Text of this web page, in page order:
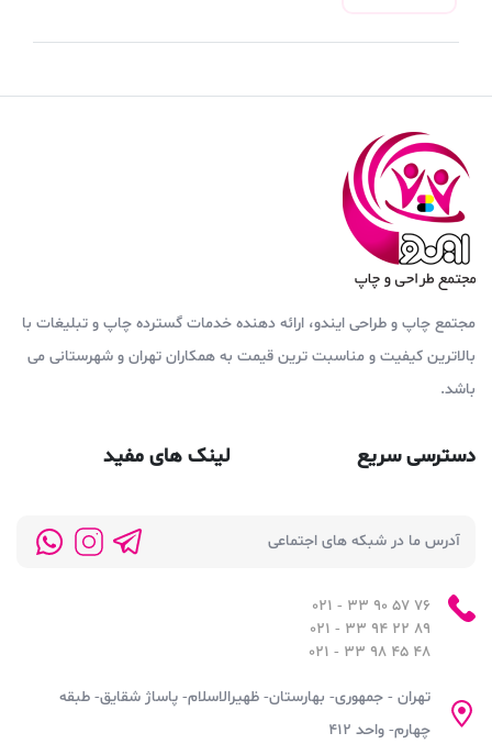
مجتمع چاپ و طراحی ایندو، ارائه دهنده خدمات گسترده چاپ و تبلیغات با
بالاترین کیفیت و مناسبت ترین قیمت به همکاران تهران و شهرستانی می
باشد.
دسترسی سریع لینک های مفید
آدرس ما در شبکه های اجتماعی
76 57 90 33 - 021
89 22 94 33 - 021
48 45 98 33 - 021
تهران - جمهوری- بهارستان- ظهیرالاسلام- پاساژ شقایق- طبقه
چهارم- واحد ۴۱۲